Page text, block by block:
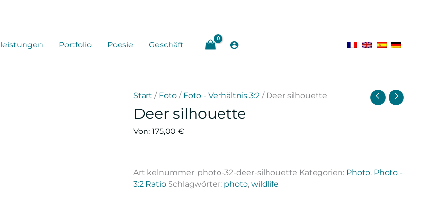
Portfolio Poesie Geschäft
Start / Foto / Foto - Verhältnis 3:2 / Deer silhouette
Deer silhouette
Von: 175,00 €
Artikelnummer: photo-32-deer-silhouette Kategorien: Photo, Photo -
3:2 Ratio Schlagwörter: photo, wildlife